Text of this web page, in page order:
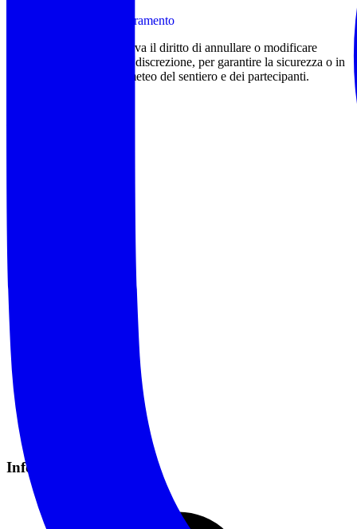
Scarica il modulo di tesseramento
L'accompagnatore si riserva il diritto di annullare o modificare
l'itinerario proposto a sua discrezione, per garantire la sicurezza o in
base alle condizioni del meteo del sentiero e dei partecipanti.
Informazioni Pratiche